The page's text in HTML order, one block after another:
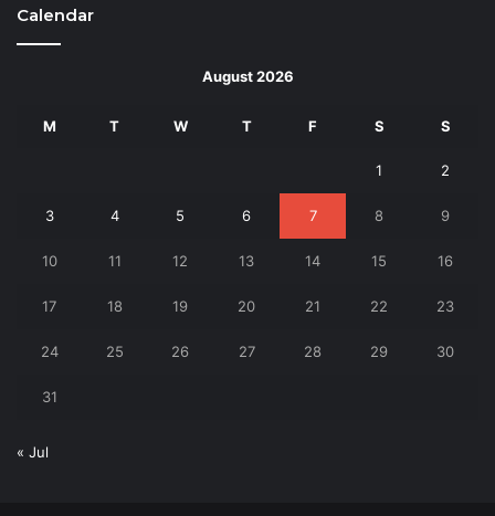
Calendar
August 2026
M T W T F S S
1 2
3 4 5 6 7 8 9
10 11 12 13 14 15 16
17 18 19 20 21 22 23
24 25 26 27 28 29 30
31
« Jul